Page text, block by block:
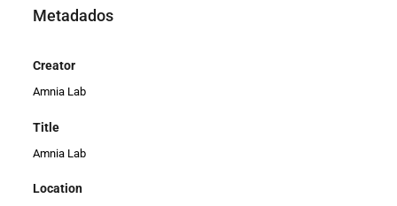
Metadados
Creator
Amnia Lab
Title
Amnia Lab
Location